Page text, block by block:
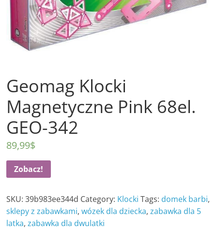
Geomag Klocki
Magnetyczne Pink 68el.
GEO-342
89,99$
Zobacz!
SKU:39b983ee344d Category: Klocki Tags: domek barbi,
sklepy z zabawkami,wózek dla dziecka,zabawka dla 5
latka,zabawka dla dwulatki